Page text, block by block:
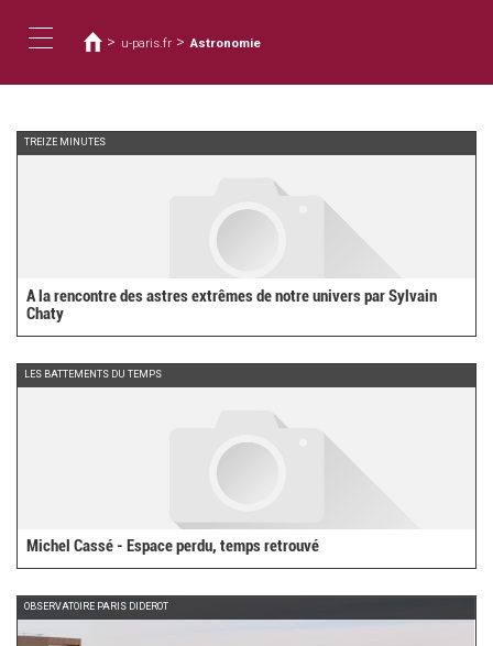
main
navigation
are
here
> u-paris.fr > Astronomie
TREIZE MINUTES
A la rencontre des astres extrêmes de notre univers par Sylvain
Chaty
LES BATTEMENTS DU TEMPS
Michel Cassé - Espace perdu, temps retrouvé
OBSERVATOIRE PARIS DIDEROT